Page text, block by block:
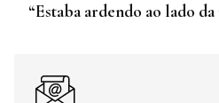
“Estaba ardendo ao lado da